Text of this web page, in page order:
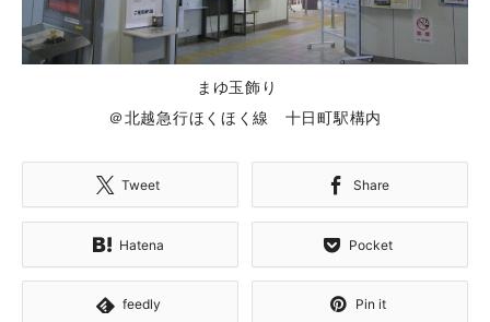
まゆ玉飾り
＠北越急行ほくほく線 十日町駅構内
Tweet Share
Hatena Pocket
feedly Pin it